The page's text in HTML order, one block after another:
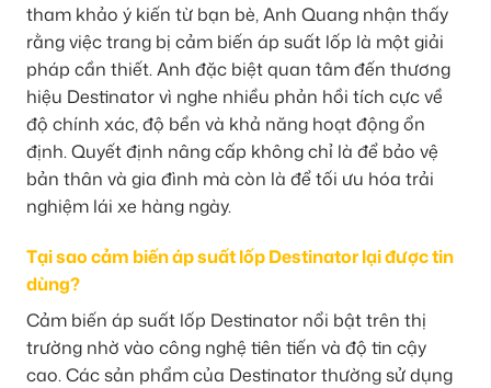
tham khảo ý kiến từ bạn bè, Anh Quang nhận thấy
rằng việc trang bị cảm biến áp suất lốp là một giải
pháp cần thiết. Anh đặc biệt quan tâm đến thương
hiệu Destinator vì nghe nhiều phản hồi tích cực về
độ chính xác, độ bền và khả năng hoạt động ổn
định. Quyết định nâng cấp không chỉ là để bảo vệ
bản thân và gia đình mà còn là để tối ưu hóa trải
nghiệm lái xe hàng ngày.
Tại sao cảm biến áp suất lốp Destinator lại được tin
dùng?
Cảm biến áp suất lốp Destinator nổi bật trên thị
trường nhờ vào công nghệ tiên tiến và độ tin cậy
cao. Các sản phẩm của Destinator thường sử dụng